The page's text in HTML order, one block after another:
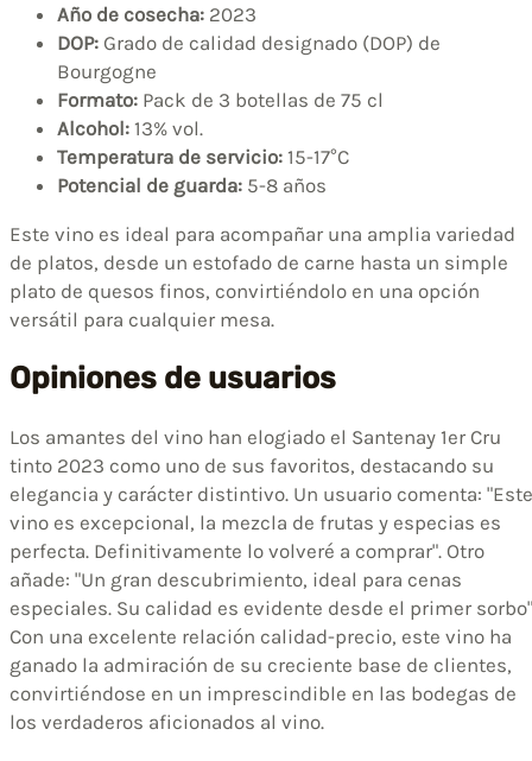
Año de cosecha: 2023
DOP: Grado de calidad designado (DOP) de
Bourgogne
Formato: Pack de 3 botellas de 75 cl
Alcohol: 13% vol.
Temperatura de servicio: 15-17°C
Potencial de guarda: 5-8 años
Este vino es ideal para acompañar una amplia variedad
de platos, desde un estofado de carne hasta un simple
plato de quesos finos, convirtiéndolo en una opción
versátil para cualquier mesa.
Opiniones de usuarios
Los amantes del vino han elogiado el Santenay 1er Cru
tinto 2023 como uno de sus favoritos, destacando su
elegancia y carácter distintivo. Un usuario comenta: "Este
vino es excepcional, la mezcla de frutas y especias es
perfecta. Definitivamente lo volveré a comprar". Otro
añade: "Un gran descubrimiento, ideal para cenas
especiales. Su calidad es evidente desde el primer
Con una excelente relación calidad-precio, este vino ha
ganado la admiración de su creciente base de clientes,
convirtiéndose en un imprescindible en las bodegas de
los verdaderos aficionados al vino.